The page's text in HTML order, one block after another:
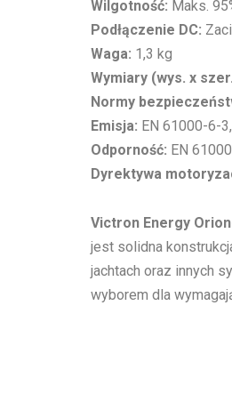
Wilgotność: Maks.
Podłączenie DC:
Waga: 1,3 kg
Wymiary (wys. x
Normy
Emisja: EN 61000-6-
Odporność: EN
Dyrektywa
Victron Energy
jest solidna
jachtach oraz innych
wyborem dla